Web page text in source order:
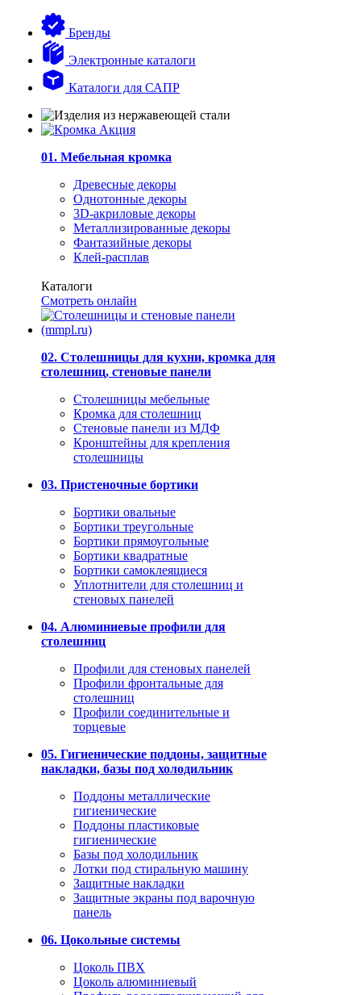
Бренды
Электронные каталоги
Каталоги для САПР
01. Мебельная кромка
Древесные декоры
Однотонные декоры
3D-акриловые декоры
Металлизированные декоры
Фантазийные декоры
Клей-расплав
Каталоги
Смотреть онлайн
02. Столешницы для кухни, кромка для
столешниц, стеновые панели
Столешницы мебельные
Кромка для столешниц
Стеновые панели из МДФ
Кронштейны для крепления
столешницы
03. Пристеночные бортики
Бортики овальные
Бортики треугольные
Бортики прямоугольные
Бортики квадратные
Бортики самоклеящиеся
Уплотнители для столешниц и
стеновых панелей
04. Алюминиевые профили для
столешниц
Профили для стеновых панелей
Профили фронтальные для
столешниц
Профили соединительные и
торцевые
05. Гигиенические поддоны, защитные
накладки, базы под холодильник
Поддоны металлические
гигиенические
Поддоны пластиковые
гигиенические
Базы под холодильник
Лотки под стиральную машину
Защитные накладки
Защитные экраны под варочную
панель
06. Цокольные системы
Цоколь ПВХ
Цоколь алюминиевый